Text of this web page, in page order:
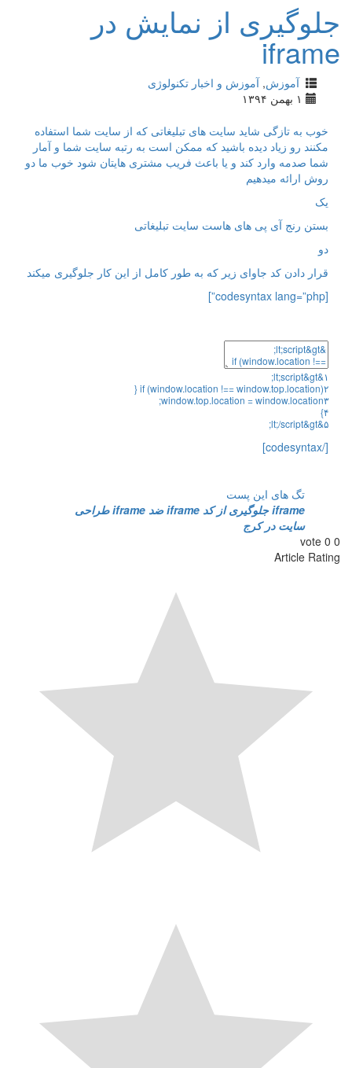
از نمایش در
آموزش,آموزش و اخبار تکنولوژی
به تازگی شاید سایت های تبلیغاتی که از سایت شما استفاده
رو زیاد دیده باشید که ممکن است به رتبه سایت شما و آمار
صدمه وارد کند و یا باعث فریب مشتری هایتان شود خوب ما دو
ارائه میدهیم
رنج آی پی های هاست سایت تبلیغاتی
دادن کد جاوای زیر که به طور کامل از این کار جلوگیری میکند
lt;script
;
if(window.location!==window.top.location
{
window.top.location=window.location
;
lt;/script
;
تگ های این پست
iframe جلوگیری از کد iframe ضد iframe
طراحی
سایت در کرج
vote
Article